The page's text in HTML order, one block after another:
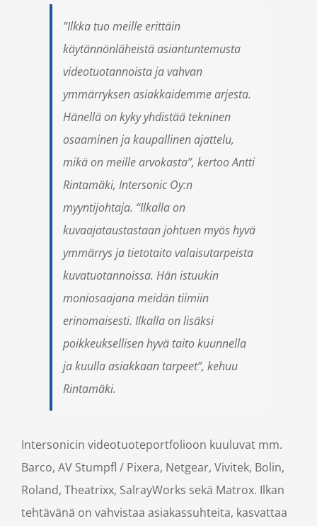
”Ilkka tuo meille erittäin
käytännönläheistä asiantuntemusta
videotuotannoista ja vahvan
ymmärryksen asiakkaidemme arjesta.
Hänellä on kyky yhdistää tekninen
osaaminen ja kaupallinen ajattelu,
mikä on meille arvokasta”, kertoo Antti
Rintamäki, Intersonic Oy:n
myyntijohtaja. “Ilkalla on
kuvaajataustastaan johtuen myös hyvä
ymmärrys ja tietotaito valaisutarpeista
kuvatuotannoissa. Hän istuukin
moniosaajana meidän tiimiin
erinomaisesti. Ilkalla on lisäksi
poikkeuksellisen hyvä taito kuunnella
ja kuulla asiakkaan tarpeet”, kehuu
Rintamäki.
Intersonicin videotuoteportfolioon kuuluvat mm.
Barco, AV Stumpfl / Pixera, Netgear, Vivitek, Bolin,
Roland, Theatrixx, SalrayWorks sekä Matrox. Ilkan
tehtävänä on vahvistaa asiakassuhteita, kasvattaa